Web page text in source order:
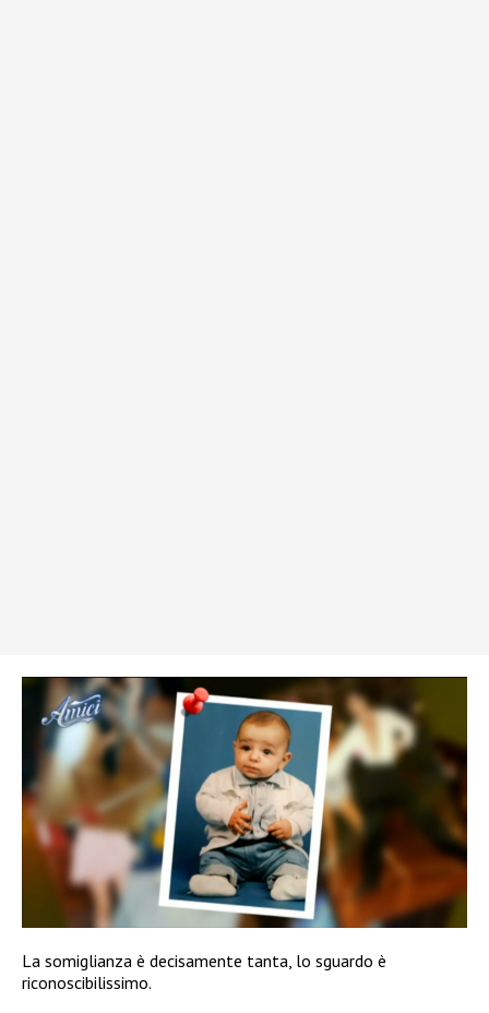
La somiglianza è decisamente tanta, lo sguardo è
riconoscibilissimo.